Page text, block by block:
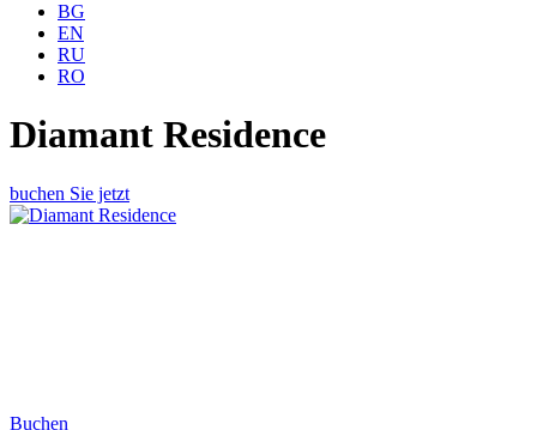
BG
EN
RU
RO
Diamant Residence
buchen Sie jetzt
Buchen